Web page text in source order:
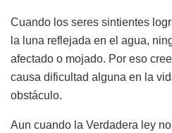
Cuando los seres sintientes
la luna reflejada en el agua,
afectado o mojado. Por eso
causa dificultad alguna en la
obstáculo.
Aun cuando la Verdadera ley